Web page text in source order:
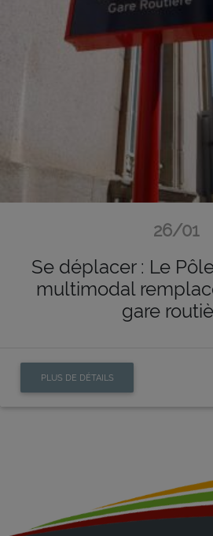
26/01
Se déplacer : Le
multimodal
gare
PLUS DE DÉTAILS